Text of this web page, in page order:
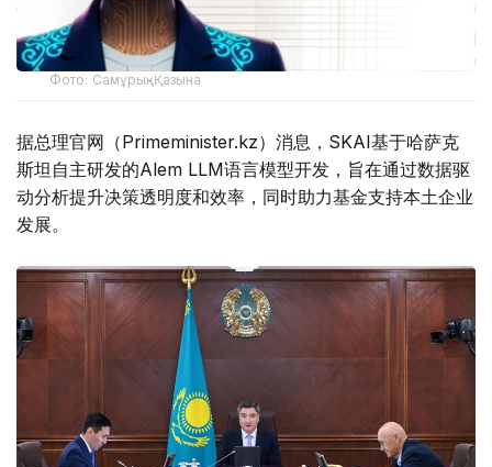
Фото: Самұрық-Қазына
据总理官网（Primeminister.kz）消息，SKAI基于哈萨克
斯坦自主研发的Alem LLM语言模型开发，旨在通过数据驱
动分析提升决策透明度和效率，同时助力基金支持本土企业
发展。